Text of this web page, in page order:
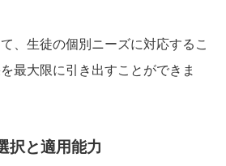
、生徒の個別ニーズに対応するこ
最大限に引き出すことができま
択と適用能力